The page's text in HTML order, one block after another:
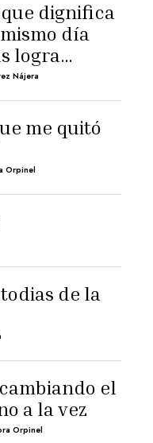
dignifica
día
logra
Nájera
me quitó
Orpinel
de la
el
a la vez
Orpinel